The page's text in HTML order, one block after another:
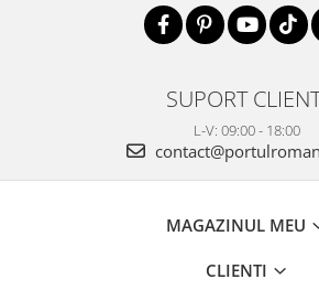
SUPORT
L-V: 09:00 - 18:00
MAGAZINUL MEU
CLIENTI